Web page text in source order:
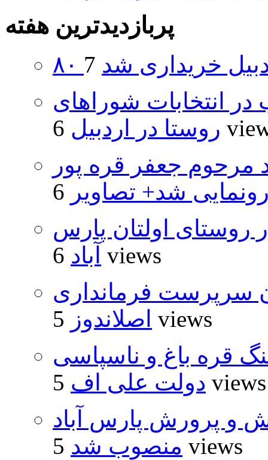
پربازدیدترین هفته
خریداری شد
۵۰۰۰ داوطلب در انتخابات شوراهای
روستا در اردبیل 6
مرحوم جعفر قره پور
شد+ تصاویر
روستای اولتان پارس
آباد 6 views
سرپرست فرمانداری
اصلاندوز 5 views
قره باغ و ناسپاسی
دولت علی اف 5 views
و پرورش پارس آباد
منصوب شد 5 views